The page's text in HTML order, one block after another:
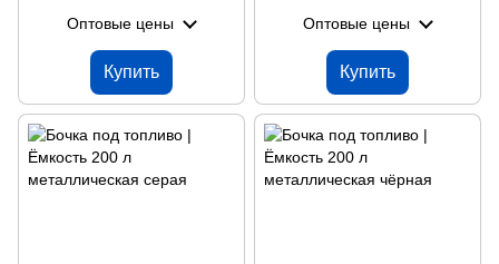
Оптовые цены
Купить
Оптовые цены
Купить